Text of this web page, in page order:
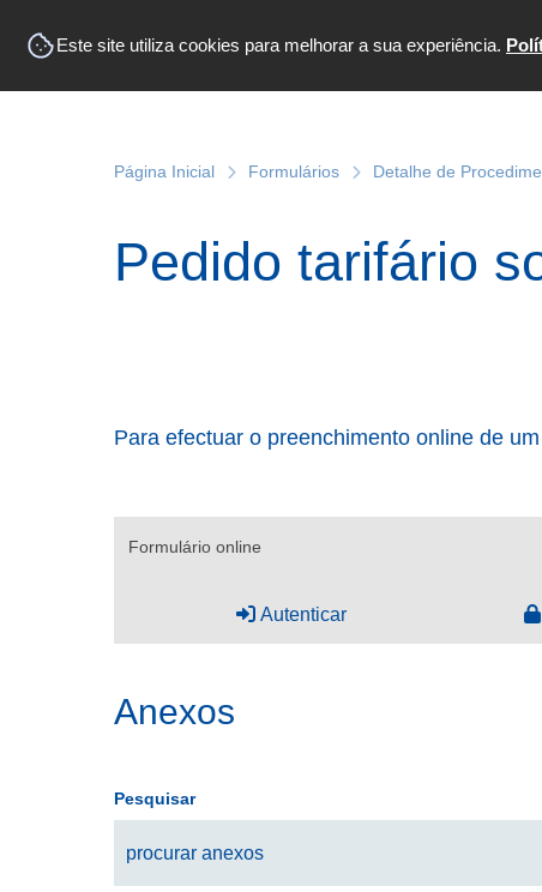
Este site utiliza cookies para melhorar a sua experiência.
Página Inicial Formulários Detalhe de
Pedido tarifário
Para efectuar o preenchimento online de
Formulário online
Autenticar
Anexos
Pesquisar